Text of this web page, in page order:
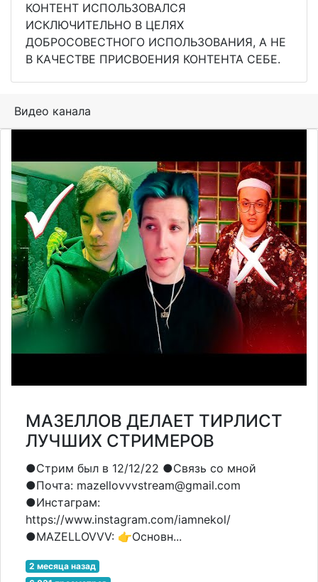
КОНТЕНТ ИСПОЛЬЗОВАЛСЯ
ИСКЛЮЧИТЕЛЬНО В ЦЕЛЯХ
ДОБРОСОВЕСТНОГО ИСПОЛЬЗОВАНИЯ, А НЕ
В КАЧЕСТВЕ ПРИСВОЕНИЯ КОНТЕНТА СЕБЕ.
Видео канала
МАЗЕЛЛОВ ДЕЛАЕТ ТИРЛИСТ
ЛУЧШИХ СТРИМЕРОВ
●Стрим был в 12/12/22 ●Связь со мной
●Почта: mazellovvvstream@gmail.com
●Инстаграм:
https://www.instagram.com/iamnekol/
●MAZELLOVVV: 👉Основн...
2 месяца назад